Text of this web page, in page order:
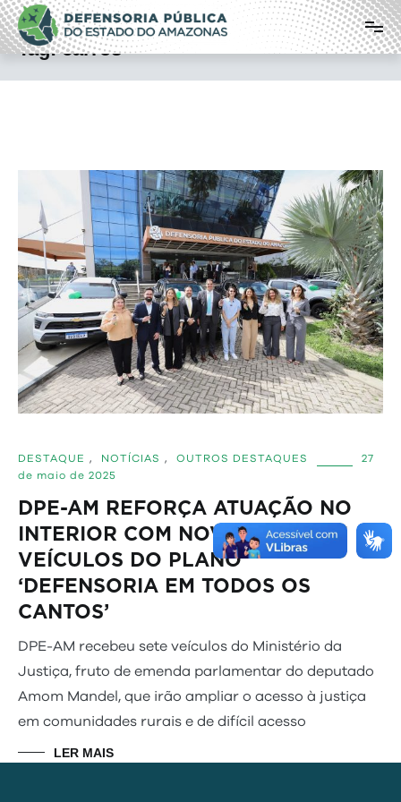
Pular
para
o
conteúdo
Defensoria Pública do Estado do
Amazonas
Tag:carros
DESTAQUE , NOTÍCIAS , OUTROS DESTAQUES
27
de maio de 2025
DPE-AM REFORÇA ATUAÇÃO NO
INTERIOR COM NOVA FROTA DE
VEÍCULOS DO PLANO
‘DEFENSORIA EM TODOS OS
CANTOS’
DPE-AM recebeu sete veículos do Ministério da
Justiça, fruto de emenda parlamentar do deputado
Amom Mandel, que irão ampliar o acesso à justiça
em comunidades rurais e de difícil acesso
LER MAIS